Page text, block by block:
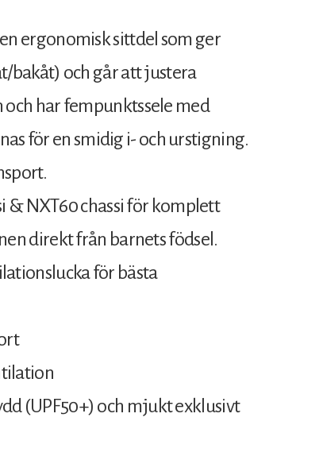
ergonomisk sittdel som ger
bakåt) och går att justera
har fempunktssele med
för en smidig i- och urstigning.
& NXT60 chassi för komplett
direkt från barnets födsel.
för bästa
(UPF50+) och mjukt exklusivt